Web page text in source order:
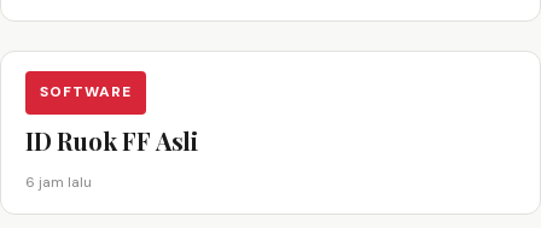
SOFTWARE
ID Ruok FF Asli
6 jam lalu